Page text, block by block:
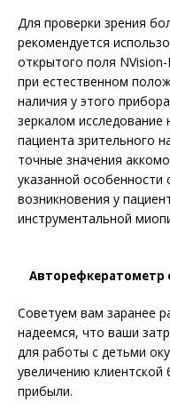
Для проверки зрения
рекомендуется
открытого поля
при естественном
наличия у этого
зеркалом
пациента зрительного
точные значения
указанной особенности
возникновения у
инструментальной
Авторефкератометр
Советуем вам заранее
надеемся, что ваши
для работы с детьми
увеличению
прибыли.